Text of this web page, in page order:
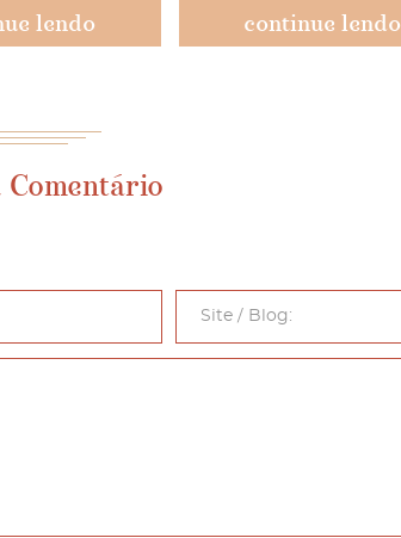
lendo continue lendo
Comentário